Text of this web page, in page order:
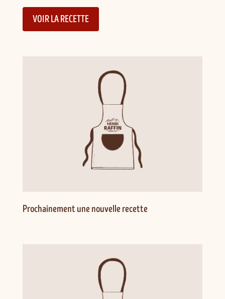
VOIR LA RECETTE
Prochainement une nouvelle recette